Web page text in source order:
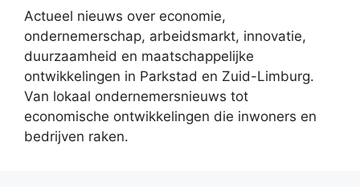
Actueel nieuws over economie,
ondernemerschap, arbeidsmarkt, innovatie,
duurzaamheid en maatschappelijke
ontwikkelingen in Parkstad en Zuid-Limburg.
Van lokaal ondernemersnieuws tot
economische ontwikkelingen die inwoners en
bedrijven raken.